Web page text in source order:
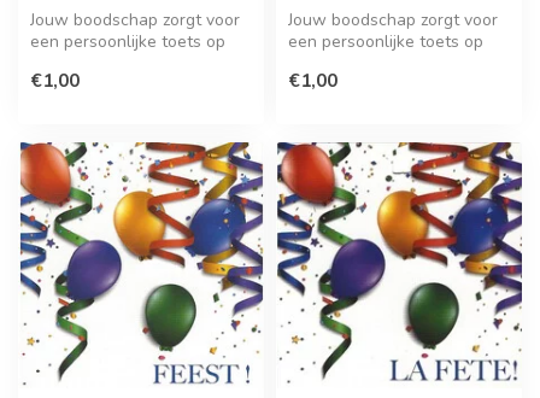
Jouw boodschap zorgt voor
een persoonlijke toets op
persoonli...
€1,00
Jouw boodschap zorgt voor
een persoonlijke toets op
€1,00